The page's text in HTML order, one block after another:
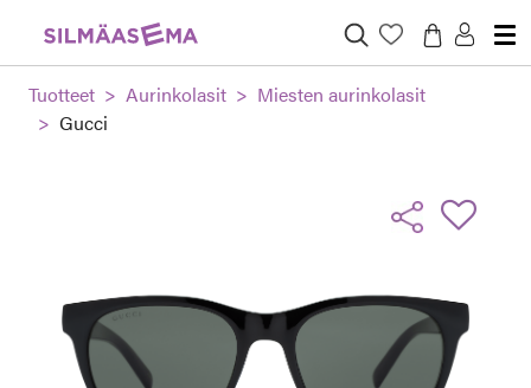
Tuotteet Aurinkolasit
Miesten aurinkolasit
Gucci